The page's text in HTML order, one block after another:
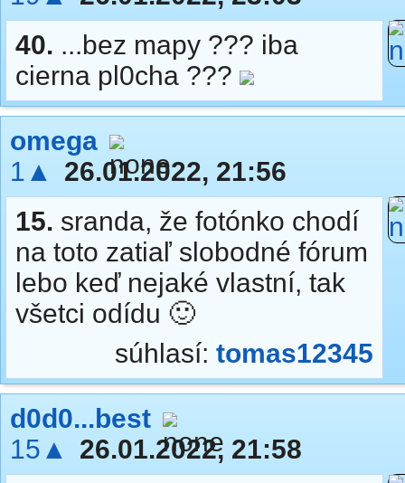
40. ...bez mapy ??? iba
cierna pl0cha ???
omega
1▲
26.01.2022, 21:56
15. sranda, že fotónko chodí
na toto zatiaľ slobodné fórum
lebo keď nejaké vlastní, tak
všetci odídu 🙂
súhlasí: tomas12345
d0d0...best
15▲
26.01.2022, 21:58